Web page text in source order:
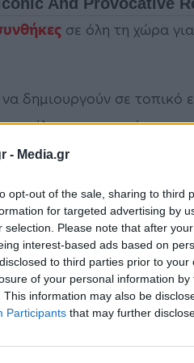
- Media.gr
opt-out of the sale, sharing to third
for targeted advertising by
selection. Please note that after
interest-based ads based on
to third parties prior to
of your personal information
This information may also be
Participants that may further
σε όλη τη χώρα
να δημιουργούν σε τοπικό
η ορατότητα να
τη διάρκεια της ημέρας
Στερεά, όπου θα
πιθανόν να σημειωθούν
και στην Κρήτη. Η
μικρή.
ημέρα θα διατηρηθεί σε